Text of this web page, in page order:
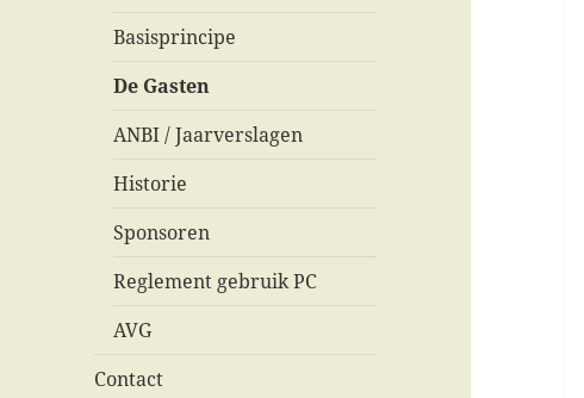
Basisprincipe
De Gasten
ANBI / Jaarverslagen
Historie
Sponsoren
Reglement gebruik PC
AVG
Contact